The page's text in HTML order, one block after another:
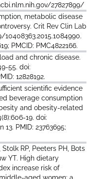
27827899/
metabolic disease
Crit Rev Clin Lab
10408363.2015.1084990.
PMCID: PMC4822166.
and chronic disease.
55. doi:
12828192.
scientific evidence
beverage consumption
and obesity-related
19. doi:
13. PMID: 23763695;
RP, Peeters PH, Bots
YT. High dietary
increase risk of